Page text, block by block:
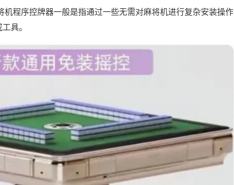
机程序控牌器一般是指通过一些无需对麻将机进行复杂安装操作
具。